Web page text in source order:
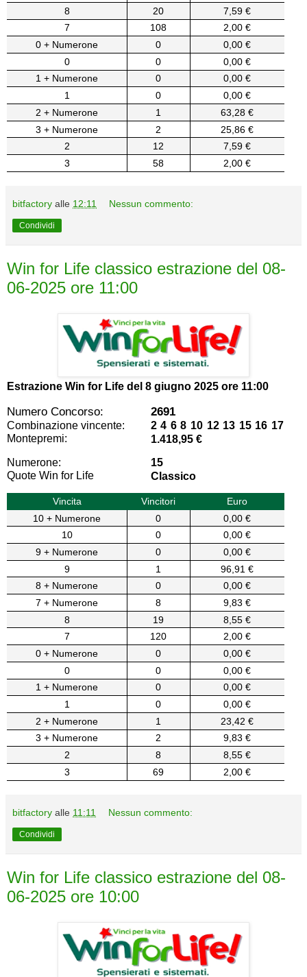
8 20
7,59 €
7
108
2,00 €
0 + Numerone
0
0,00 €
0
0
0,00 €
1 + Numerone
0
0,00 €
1
0
0,00 €
2 + Numerone
1
63,28 €
3 + Numerone
2
25,86 €
2
12
7,59 €
3
58 2,00 €
bitfactory alle 12:11 Nessun commento:
Condividi
Win for Life classico estrazione del 08-
06-2025 ore 11:00
Estrazione Win for Life del 8 giugno 2025 ore 11:00
Numero Concorso: 2691
Combinazione vincente:
2 4 6 8 10 12 13 15 16 17
Montepremi:
1.418,95 €
Numerone:
15
Quote Win for Life
Classico
Vincita Vincitori
Euro
10 + Numerone
0
0,00 €
10
0
0,00 €
9 + Numerone
0
0,00 €
9
1
96,91 €
8 + Numerone
0
0,00 €
7 + Numerone
8
9,83 €
8
19
8,55 €
7
120
2,00 €
0 + Numerone
0
0,00 €
0
0
0,00 €
1 + Numerone
0
0,00 €
1
0
0,00 €
2 + Numerone
1
23,42 €
3 + Numerone
2
9,83 €
2
8
8,55 €
3
69 2,00 €
bitfactory alle 11:11 Nessun commento:
Condividi
Win for Life classico estrazione del 08-
06-2025 ore 10:00